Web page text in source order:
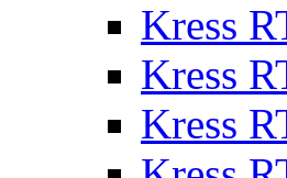
Kress
Kress
Kress